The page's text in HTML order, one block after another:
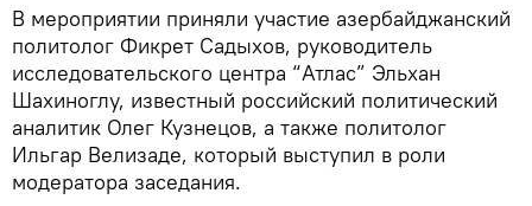
В мероприятии приняли участие азербайджанский
политолог Фикрет Садыхов, руководитель
исследовательского центра “Атлас” Эльхан
Шахиноглу, известный российский политический
аналитик Олег Кузнецов, а также политолог
Ильгар Велизаде, который выступил в роли
модератора заседания.